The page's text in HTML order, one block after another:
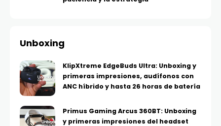
Unboxing
KlipXtreme EdgeBuds Ultra: Unboxing y
primeras impresiones, audífonos con
ANC híbrido y hasta 26 horas de batería
Primus Gaming Arcus 360BT: Unboxing
y primeras impresiones del headset